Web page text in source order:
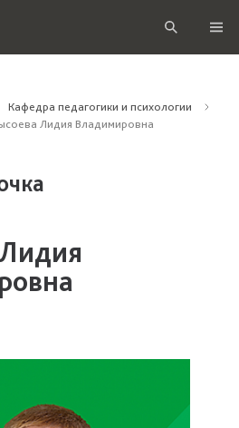
Кафедра педагогики и психологии
Лидия Владимировна